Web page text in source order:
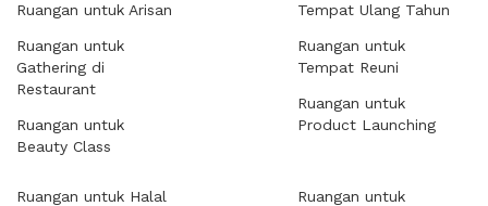
Ruangan untuk Arisan
Ruangan untuk
Gathering di
Restaurant
Ruangan untuk
Beauty Class
Tempat Ulang Tahun
Ruangan untuk
Tempat Reuni
Ruangan untuk
Product Launching
Ruangan untuk Halal
Ruangan untuk